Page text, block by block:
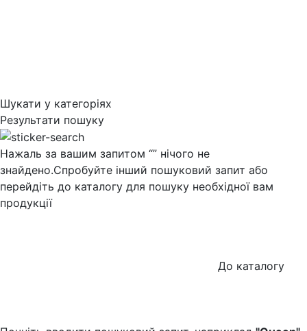
Шукати у категоріях
Результати пошуку
Нажаль за вашим запитом “” нічого не
знайдено.Спробуйте інший пошуковий запит або
перейдіть до каталогу для пошуку необхідної вам
продукції
До каталогу